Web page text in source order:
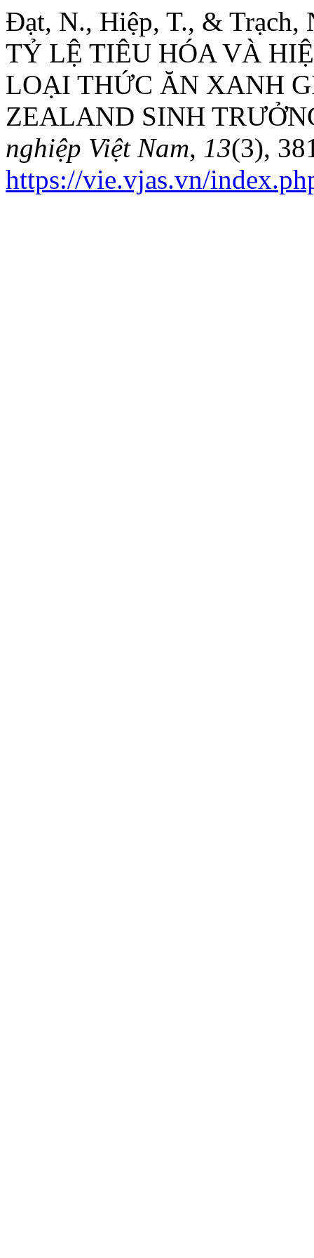
Đạt, N., Hiệp, T., &
TỶ LỆ TIÊU HÓA VÀ
LOẠI THỨC ĂN XANH
ZEALAND SINH
nghiệp Việt Nam, 13(3),
https://vie.vjas.vn/